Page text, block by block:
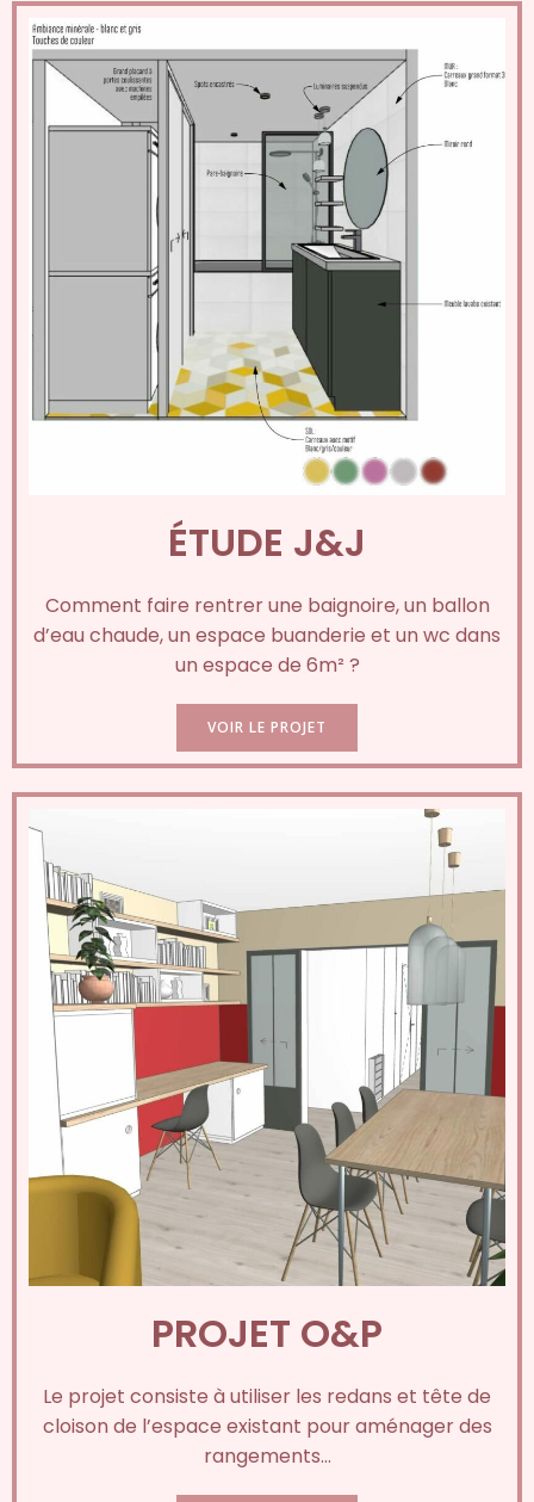
ÉTUDE J&J
Comment faire rentrer une baignoire, un ballon
d’eau chaude, un espace buanderie et un wc dans
un espace de 6m² ?
VOIR LE PROJET
PROJET O&P
Le projet consiste à utiliser les redans et tête de
cloison de l’espace existant pour aménager des
rangements…